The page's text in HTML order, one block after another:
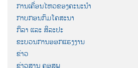
ການເຄື່ອນໄຫວຂອງຄະນະນຳ
ກາບກອນກົມໂຄສະນາ
ກິລາ ແລະ ສິລະປະ
ຂະບວນການອອກແຮງງານ
ຂ່າວ
ຂ່າວສານ ຄອສພ